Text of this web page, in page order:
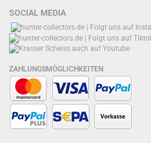
SOCIAL MEDIA
ZAHLUNGSMÖGLICHKEITEN